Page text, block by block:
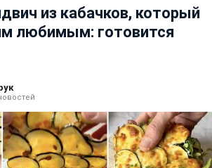
из кабачков, который
любимым: готовится